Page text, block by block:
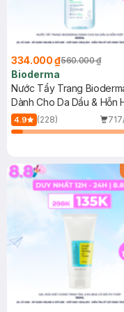
334.000 ₫560.000 ₫
Bioderma
Nước Tẩy Trang
Dành Cho Da Dầu & Hỗn
500ml
4.9 (228)